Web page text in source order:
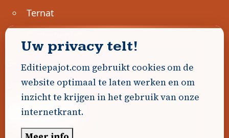
Ternat
Geen advertenties gevonden.
Uw advertentie hier? Contacteer ons!
Word Partner!
Uw privacy telt!
Editiepajot.com gebruikt cookies om de
website optimaal te laten werken en om
inzicht te krijgen in het gebruik van onze
internetkrant.